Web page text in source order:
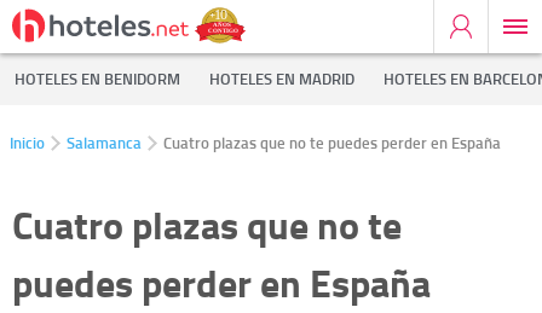
HOTELES EN BENIDORM HOTELES EN MADRID HOTELES EN
Inicio Salamanca Cuatro plazas que no te puedes perder en España
Cuatro plazas que no te
puedes perder en España